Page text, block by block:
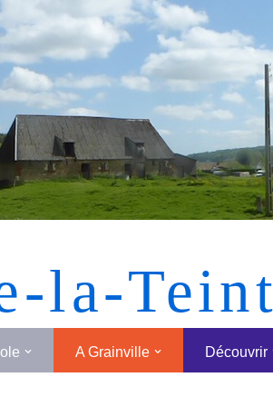
[MONTRER SOUS FORME DE
la-
A Grainville Découvrir